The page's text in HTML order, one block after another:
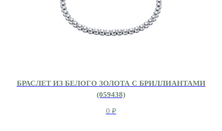
БРАСЛЕТ ИЗ БЕЛОГО ЗОЛОТА С БРИЛЛИАНТАМИ
(059438)
0 ₽